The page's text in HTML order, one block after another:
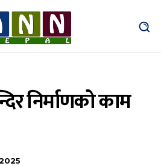
निर्माणको काम